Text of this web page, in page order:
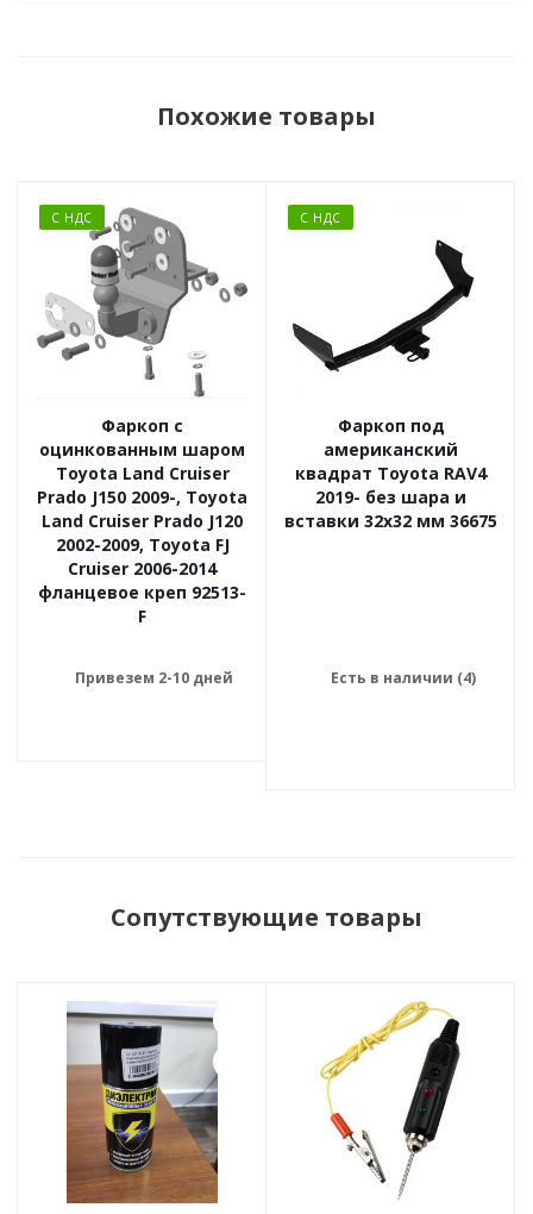
Похожие товары
С НДС
Фаркоп с
оцинкованным шаром
Toyota Land Cruiser
Prado J150 2009-, Toyota
Land Cruiser Prado J120
2002-2009, Toyota FJ
Cruiser 2006-2014
фланцевое креп 92513-
F
Привезем 2-10 дней
С НДС
Фаркоп под
американский
квадрат Toyota RAV4
2019- без шара и
вставки 32x32 мм 36675
Есть в наличии (4)
Сопутствующие товары